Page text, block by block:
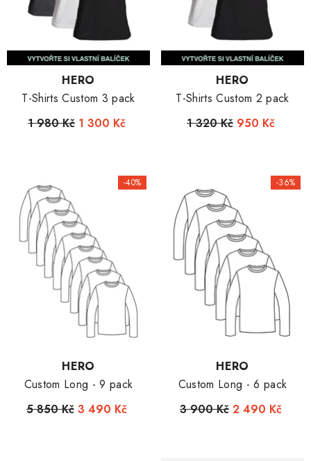
Dodavatel:HERO
T-Shirts Custom 3 pack
1 980 Kč 1 300 Kč
Dodavatel:HERO
T-Shirts Custom 2 pack
1 320 Kč 950 Kč
-40%
Dodavatel:HERO
Custom Long - 9 pack
5 850 Kč 3 490 Kč
-36%
Dodavatel:HERO
Custom Long - 6 pack
3 900 Kč 2 490 Kč